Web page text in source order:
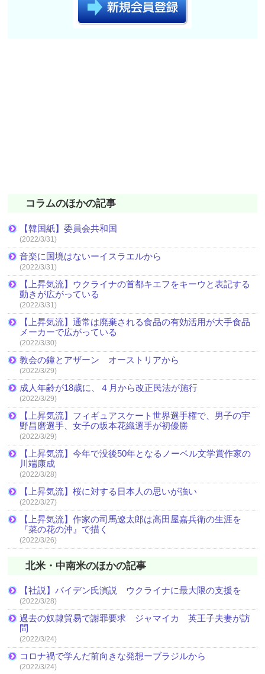
コラムのほかの記事
【韓国紙】委員会共和国
(2022/3/31)
音楽に国境はないーイスラエルから
(2022/3/31)
【上昇気流】ウクライナの首都キエフをキーウと表記する
動きが広がっている
(2022/3/31)
【上昇気流】通常は廃棄される食品の有効活用が大手食品
メーカーで広がっている
(2022/3/30)
教会の鐘とアザーン オーストリアから
(2022/3/29)
成人年齢が18歳に、４月から改正民法が施行
(2022/3/29)
【上昇気流】フィギュアスケート世界選手権で、男子の宇
野昌磨選手、女子の坂本花織選手が初優勝
(2022/3/29)
【上昇気流】今年で没後50年となるノーベル文学賞作家の
川端康成
(2022/3/28)
【上昇気流】桜に対する日本人の思いが強い
(2022/3/27)
【上昇気流】作家の司馬遼太郎は高田屋嘉兵衛の生涯を
『菜の花の沖』で描く
(2022/3/26)
北米・中南米のほかの記事
【社説】バイデン氏演説 ウクライナに最大限の支援を
(2022/3/28)
過去の奴隷貿易で謝罪要求 ジャマイカ 英王子夫妻が訪
問
(2022/3/24)
コロナ禍で学んだ前向きな発想ーブラジルから
(2022/3/24)